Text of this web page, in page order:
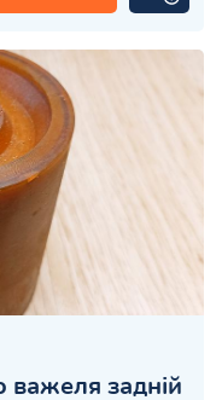
важеля задній